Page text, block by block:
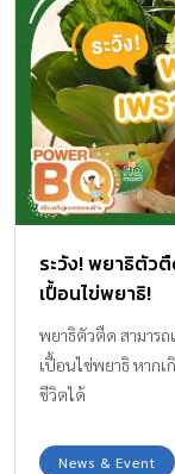
ระวัง! พยาธิตัว
เปื้อนไข่พยาธิ!
พยาธิตัวตืด สามารถ
เปื้อนไข่พยาธิ หาก
ชีวิตได้
News & Event